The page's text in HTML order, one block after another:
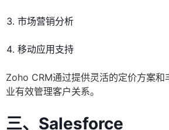
市场营销分析
移动应用支持
Zoho CRM通过提供灵活的定价方案和
业有效管理客户关系。
三、Salesforce